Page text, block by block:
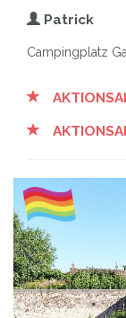
Patrick
Campingplatz